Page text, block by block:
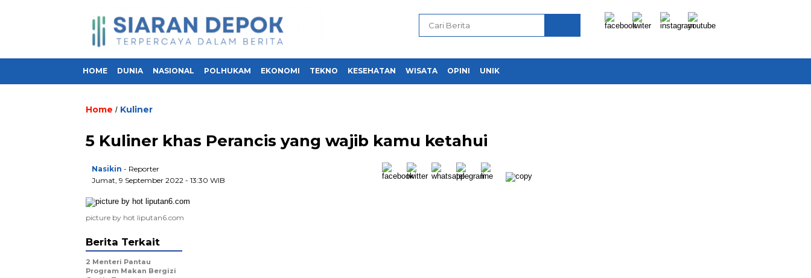
HOME DUNIA NASIONAL POLHUKAM EKONOMI TEKNO KESEHATAN WISATA OPINI UNIK
Home / Kuliner
5 Kuliner khas Perancis yang wajib kamu ketahui
Nasikin - Reporter
Jumat, 9 September 2022 - 13:30 WIB
picture by hot liputan6.com
Berita Terkait
2 Menteri Pantau
Program Makan Bergizi